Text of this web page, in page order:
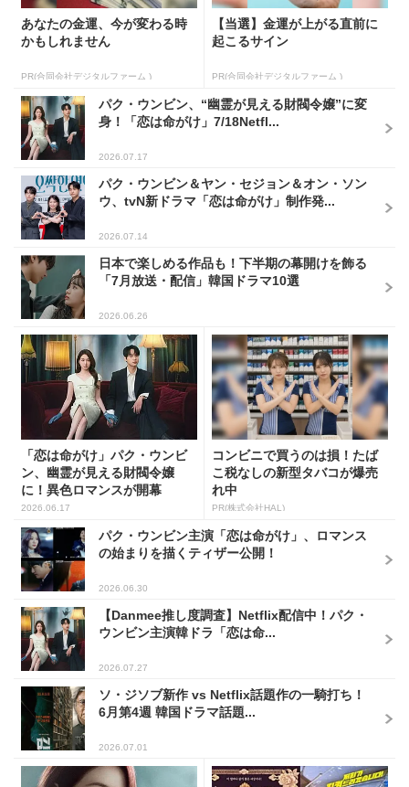
あなたの金運、今が変わる時
かもしれません
PR(合同会社デジタルファーム )
【当選】金運が上がる直前に
起こるサイン
PR(合同会社デジタルファーム )
パク・ウンビン、“幽霊が見える財閥令嬢”に変
身！「恋は命がけ」7/18Netfl...
2026.07.17
パク・ウンビン＆ヤン・セジョン＆オン・ソン
ウ、tvN新ドラマ「恋は命がけ」制作発...
2026.07.14
日本で楽しめる作品も！下半期の幕開けを飾る
「7月放送・配信」韓国ドラマ10選
2026.06.26
「恋は命がけ」パク・ウンビ
ン、幽霊が見える財閥令嬢
に！異色ロマンスが開幕
2026.06.17
コンビニで買うのは損！たば
こ税なしの新型タバコが爆売
れ中
PR(株式会社HAL)
パク・ウンビン主演「恋は命がけ」、ロマンス
の始まりを描くティザー公開！
2026.06.30
【Danmee推し度調査】Netflix配信中！パク・
ウンビン主演韓ドラ「恋は命...
2026.07.27
ソ・ジソブ新作 vs Netflix話題作の一騎打ち！
6月第4週 韓国ドラマ話題...
2026.07.01